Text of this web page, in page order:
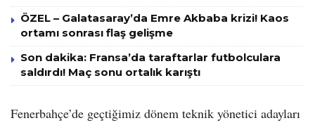
ÖZEL – Galatasaray’da Emre Akbaba krizi! Kaos
ortamı sonrası flaş gelişme
Son dakika: Fransa’da taraftarlar futbolculara
saldırdı! Maç sonu ortalık karıştı
Fenerbahçe’de geçtiğimiz dönem teknik yönetici adayları